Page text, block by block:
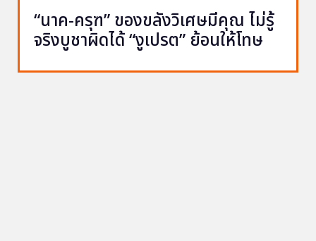
“นาค-ครุฑ” ของขลังวิเศษมีคุณ ไม่รู้
จริงบูชาผิดได้ “งูเปรต” ย้อนให้โทษ